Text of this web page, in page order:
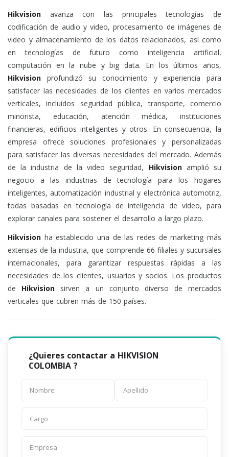
Hikvision avanza con las principales tecnologías de
codificación de audio y video, procesamiento de imágenes de
video y almacenamiento de los datos relacionados, así como
en tecnologías de futuro como inteligencia artificial,
computación en la nube y big data. En los últimos años,
Hikvision profundizó su conocimiento y experiencia para
satisfacer las necesidades de los clientes en varios mercados
verticales, incluidos seguridad pública, transporte, comercio
minorista, educación, atención médica, instituciones
financieras, edificios inteligentes y otros. En consecuencia, la
empresa ofrece soluciones profesionales y personalizadas
para satisfacer las diversas necesidades del mercado. Además
de la industria de la video seguridad, Hikvisionamplió su
negocio a las industrias de tecnología para los hogares
inteligentes, automatización industrial y electrónica automotriz,
todas basadas en tecnología de inteligencia de video, para
explorar canales para sostener el desarrollo a largo plazo.
Hikvision ha establecido una de las redes de marketing más
extensas de la industria, que comprende 66 filiales y sucursales
internacionales, para garantizar respuestas rápidas a las
necesidades de los clientes, usuarios y socios. Los productos
de Hikvision sirven a un conjunto diverso de mercados
verticales que cubren más de 150 países.
¿Quieres contactar a HIKVISION
COLOMBIA ?